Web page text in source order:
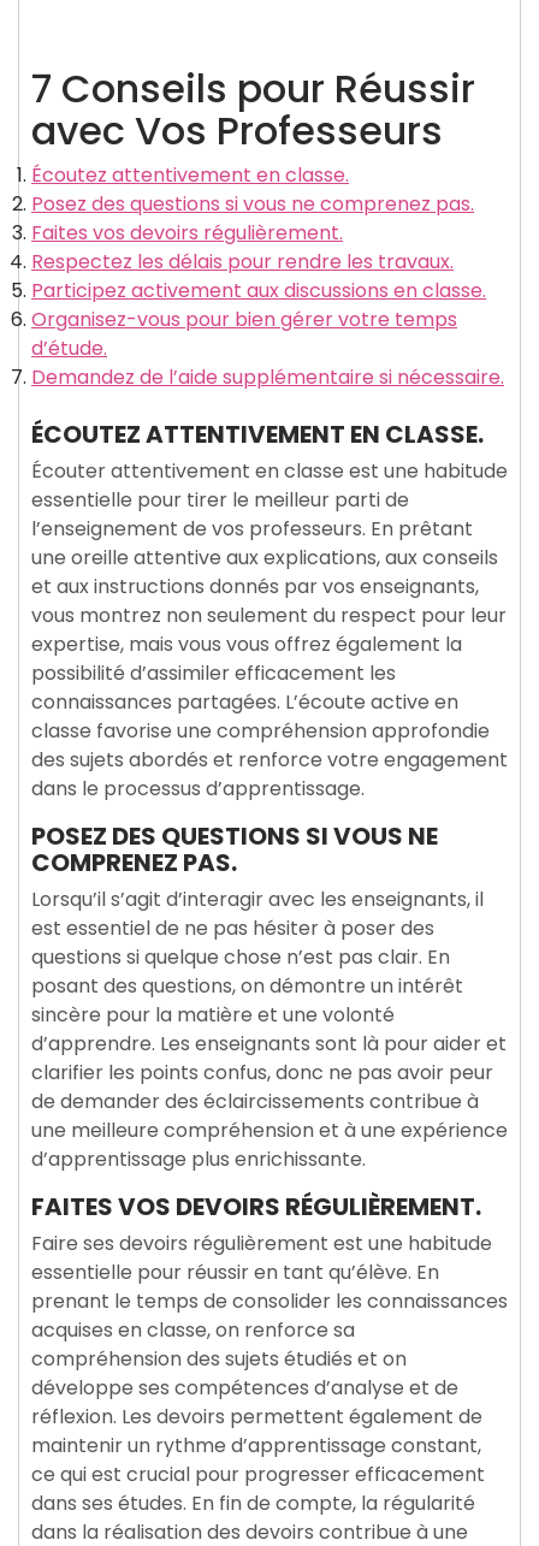
7 Conseils pour Réussir
avec Vos Professeurs
Écoutez attentivement en classe.
Posez des questions si vous ne comprenez pas.
Faites vos devoirs régulièrement.
Respectez les délais pour rendre les travaux.
Participez activement aux discussions en classe.
Organisez-vous pour bien gérer votre temps
d’étude.
Demandez de l’aide supplémentaire si nécessaire.
ÉCOUTEZ ATTENTIVEMENT EN CLASSE.
Écouter attentivement en classe est une habitude
essentielle pour tirer le meilleur parti de
l’enseignement de vos professeurs. En prêtant
une oreille attentive aux explications, aux conseils
et aux instructions donnés par vos enseignants,
vous montrez non seulement du respect pour leur
expertise, mais vous vous offrez également la
possibilité d’assimiler efficacement les
connaissances partagées. L’écoute active en
classe favorise une compréhension approfondie
des sujets abordés et renforce votre engagement
dans le processus d’apprentissage.
POSEZ DES QUESTIONS SI VOUS NE
COMPRENEZ PAS.
Lorsqu’il s’agit d’interagir avec les enseignants, il
est essentiel de ne pas hésiter à poser des
questions si quelque chose n’est pas clair. En
posant des questions, on démontre un intérêt
sincère pour la matière et une volonté
d’apprendre. Les enseignants sont là pour aider et
clarifier les points confus, donc ne pas avoir peur
de demander des éclaircissements contribue à
une meilleure compréhension et à une expérience
d’apprentissage plus enrichissante.
FAITES VOS DEVOIRS RÉGULIÈREMENT.
Faire ses devoirs régulièrement est une habitude
essentielle pour réussir en tant qu’élève. En
prenant le temps de consolider les connaissances
acquises en classe, on renforce sa
compréhension des sujets étudiés et on
développe ses compétences d’analyse et de
réflexion. Les devoirs permettent également de
maintenir un rythme d’apprentissage constant,
ce qui est crucial pour progresser efficacement
dans ses études. En fin de compte, la régularité
dans la réalisation des devoirs contribue à une